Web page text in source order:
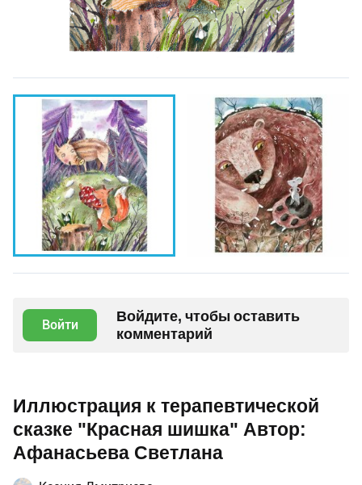
Войти
Войдите, чтобы оставить
комментарий
Иллюстрация к терапевтической
сказке "Красная шишка" Автор:
Афанасьева Светлана